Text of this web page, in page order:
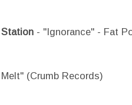
- "Ignorance" - Fat
(Crumb Records)